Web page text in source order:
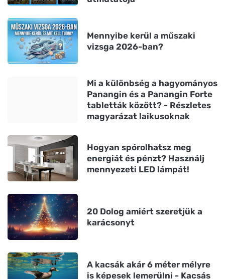
Mennyibe kerül a műszaki
vizsga 2026-ban?
Mi a különbség a hagyományos
Panangin és a Panangin Forte
tabletták között? - Részletes
magyarázat laikusoknak
Hogyan spórolhatsz meg
energiát és pénzt? Használj
mennyezeti LED lámpát!
20 Dolog amiért szeretjük a
karácsonyt
A kacsák akár 6 méter mélyre
is képesek lemerülni - Kacsás